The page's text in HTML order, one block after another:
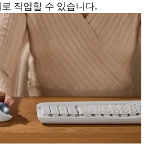
작업할 수 있습니다.